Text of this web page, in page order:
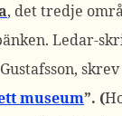
, det tredje
Ledar-
museum”. (